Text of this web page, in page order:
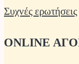
Συχνές ερωτήσεις
ONLINE